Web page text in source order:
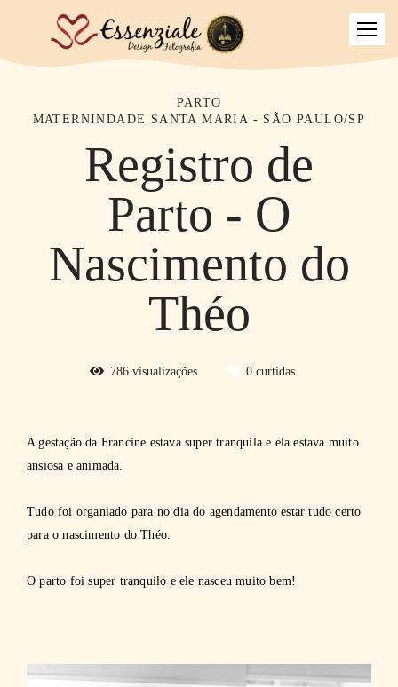
PARTO
MATERNINDADE SANTA MARIA - SÃO PAULO/SP
Registro de
Parto - O
Nascimento do
Théo
786 visualizações 0 curtidas
A gestação da Francine estava super tranquila e ela estava muito
ansiosa e animada.
Tudo foi organiado para no dia do agendamento estar tudo certo
para o nascimento do Théo.
O parto foi super tranquilo e ele nasceu muito bem!